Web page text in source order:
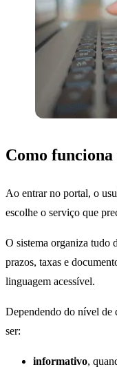
Como
Ao entrar no portal, o
escolhe o serviço que
O sistema organiza tudo
prazos, taxas e
linguagem acessível.
Dependendo do nível
ser:
informativo,